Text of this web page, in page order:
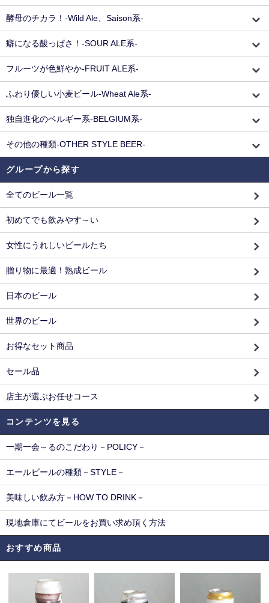
酵母のチカラ！-Wild Ale、Saison系-
癖になる酸っぱさ！-SOUR ALE系-
フルーツが色鮮やか-FRUIT ALE系-
ふわり優しい小麦ビール-Wheat Ale系-
独自進化のベルギー系-BELGIUM系-
その他の種類-OTHER STYLE BEER-
グループから探す
全てのビール一覧
初めてでも飲みやす～い
女性にうれしいビールたち
贈り物に最適！熟成ビール
日本のビール
世界のビール
お得なセット商品
セール品
店主が選ぶお任せコース
コンテンツを見る
一期一会～るのこだわり－POLICY－
エールビールの種類－STYLE－
美味しい飲み方－HOW TO DRINK－
現地倉庫にてビールをお買い求め頂く方法
おすすめ商品